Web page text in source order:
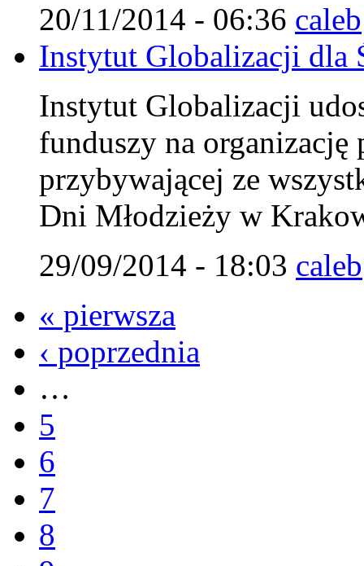
20/11/2014 - 06:36 caleb
Instytut Globalizacji dla
Instytut Globalizacji
funduszy na organizację
przybywającej ze
Dni Młodzieży w
29/09/2014 - 18:03 caleb
« pierwsza
‹ poprzednia
…
5
6
7
8